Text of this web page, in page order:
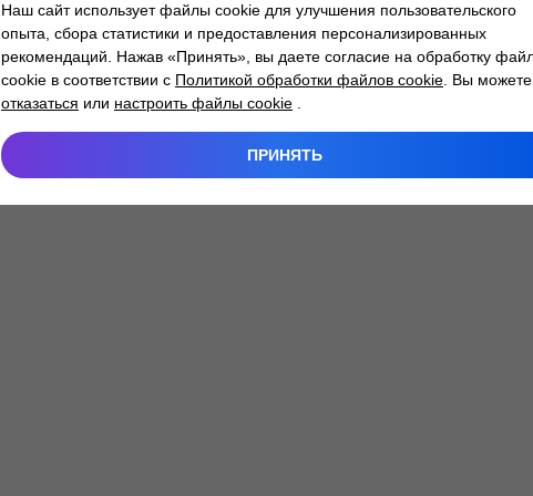
-side exception has occurred while loading atlantm.by (see the
Наш сайт использует файлы cookie для улучшения пользовательского
опыта, сбора статистики и предоставления персонализированных
рекомендаций. Нажав «Принять», вы даете согласие на обработку
cookie в соответствии с Политикой обработки файлов cookie . Вы можете
отказаться или настроить файлы cookie
ПРИНЯТЬ